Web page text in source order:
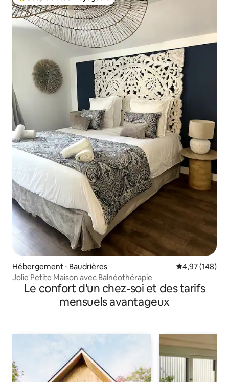
Coups de cœur voyageurs les plus appréciés
Hébergement ⋅ Baudrières Évaluation
4,97 (148)
Jolie Petite Maison avec Balnéothérapie
Le confort d'un chez-soi et des tarifs
mensuels avantageux